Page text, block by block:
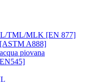
TML/MLK [EN 877]
A888]
piovana